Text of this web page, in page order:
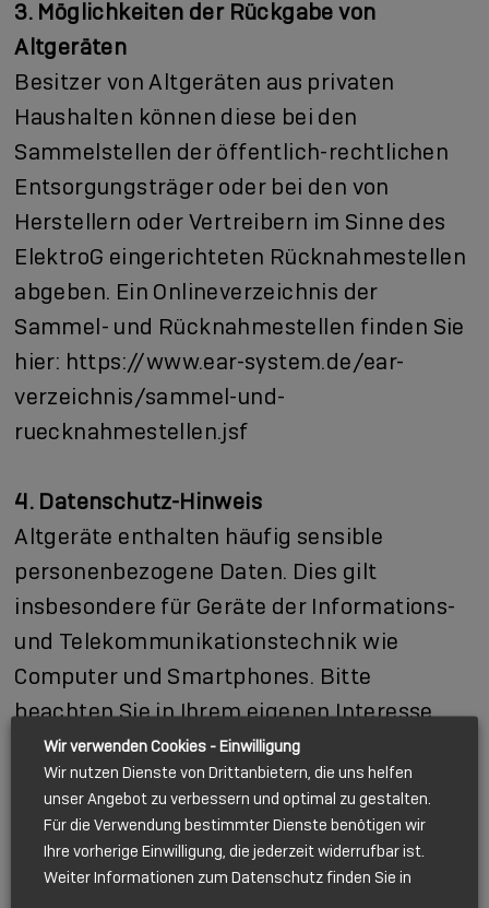
3. Möglichkeiten der Rückgabe von
Altgeräten
Besitzer von Altgeräten aus privaten
Haushalten können diese bei den
Sammelstellen der öffentlich-rechtlichen
Entsorgungsträger oder bei den von
Herstellern oder Vertreibern im Sinne des
ElektroG eingerichteten Rücknahmestellen
abgeben. Ein Onlineverzeichnis der
Sammel- und Rücknahmestellen finden Sie
hier: https://www.ear-system.de/ear-
verzeichnis/sammel-und-
ruecknahmestellen.jsf
4. Datenschutz-Hinweis
Altgeräte enthalten häufig sensible
personenbezogene Daten. Dies gilt
insbesondere für Geräte der Informations-
und Telekommunikationstechnik wie
Computer und Smartphones. Bitte
beachten Sie in Ihrem eigenen Interesse,
dass für die Löschung der Daten auf den zu
entsorgenden Altgeräten jeder Endnutzer
selbst verantwortlich ist.
5. Bedeutung des Symbols
Wir verwenden Cookies - Einwilligung
Wir nutzen Dienste von Drittanbietern, die uns helfen
unser Angebot zu verbessern und optimal zu gestalten.
Für die Verwendung bestimmter Dienste benötigen wir
Ihre vorherige Einwilligung, die jederzeit widerrufbar ist.
Weiter Informationen zum Datenschutz finden Sie in